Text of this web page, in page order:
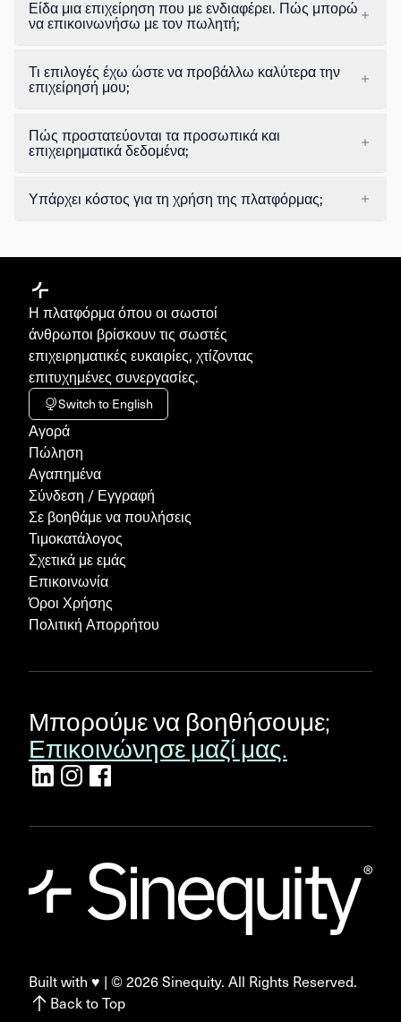
Είδα μια επιχείρηση που με ενδιαφέρει. Πώς μπορώ
να επικοινωνήσω με τον πωλητή;
Τι επιλογές έχω ώστε να προβάλλω καλύτερα την
επιχείρησή μου;
Πώς προστατεύονται τα προσωπικά και
επιχειρηματικά δεδομένα;
Υπάρχει κόστος για τη χρήση της πλατφόρμας;
Η πλατφόρμα όπου οι σωστοί
άνθρωποι βρίσκουν τις σωστές
επιχειρηματικές ευκαιρίες, χτίζοντας
επιτυχημένες συνεργασίες.
Switch to English
Aγορά
Πώληση
Αγαπημένα
Σύνδεση / Εγγραφή
Σε βοηθάμε να πουλήσεις
Τιμοκατάλογος
Σχετικά με εμάς
Επικοινωνία
Όροι Χρήσης
Πολιτική Απορρήτου
Μπορούμε να βοηθήσουμε;
Επικοινώνησε μαζί μας.
Built with ♥ | ©2026Sinequity. All Rights Reserved.
Back to Top